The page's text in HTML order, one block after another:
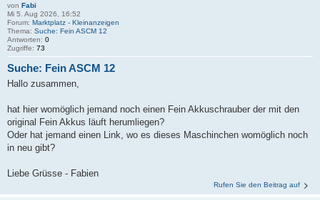
von Fabi
Mi 5. Aug 2026, 16:52
Forum: Marktplatz - Kleinanzeigen
Thema: Suche: Fein ASCM 12
Antworten: 0
Zugriffe: 73
Suche: Fein ASCM 12
Hallo zusammen,
hat hier womöglich jemand noch einen Fein Akkuschrauber der mit den
original Fein Akkus läuft herumliegen?
Oder hat jemand einen Link, wo es dieses Maschinchen womöglich noch
in neu gibt?
Liebe Grüsse - Fabien
Rufen Sie den Beitrag auf